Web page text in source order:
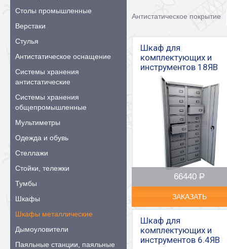
Столы промышленные
Верстаки
Стулья
Антистатическое оснащение
Системы хранения
антистатические
Системы хранения
общепромышленные
Мультиметры
Одежда и обувь
Стеллажи
Стойки, тележки
Тумбы
Шкафы
Шкафы металлические
Дымоуловители
Паяльные станции, паяльные
Антистатическое покрытие
Шкаф для
комплектующих и
инструментов 18ЯВ
66440 Р
–
ЗАКАЗАТЬ
Шкаф для
комплектующих и
инструментов 6.4ЯВ